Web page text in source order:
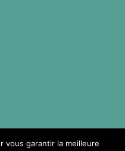
vous garantir la meilleure